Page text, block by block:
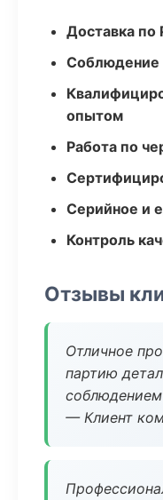
Доставка по
Соблюдение
опытом
Работа по
Серийное и
Контроль
Отзывы
Отличное
партию
— Клиент